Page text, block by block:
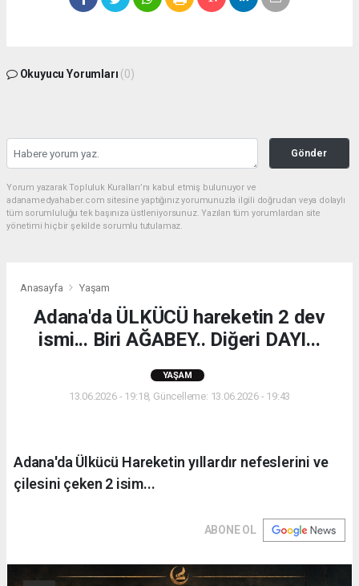
Okuyucu Yorumları (0)
Gönder
Yorum yazarak Topluluk Kuralları’nı kabul etmiş bulunuyor ve
adanamedyahaber.com sitesine yaptığınız yorumunuzla ilgili doğrudan veya dolaylı
tüm sorumluluğu tek başınıza üstleniyorsunuz. Yazılan tüm yorumlardan site
yönetimi hiçbir şekilde sorumlu tutulamaz.
Anasayfa Yaşam
Adana'da ÜLKÜCÜ hareketin 2 dev
ismi... Biri AĞABEY.. Diğeri DAYI...
YAŞAM
13.06.2026 - 19:18, Güncelleme: 13.06.2026 - 19:43
Adana'da Ülkücü Hareketin yıllardır nefeslerini ve
çilesini çeken 2 isim...
ABONE OL